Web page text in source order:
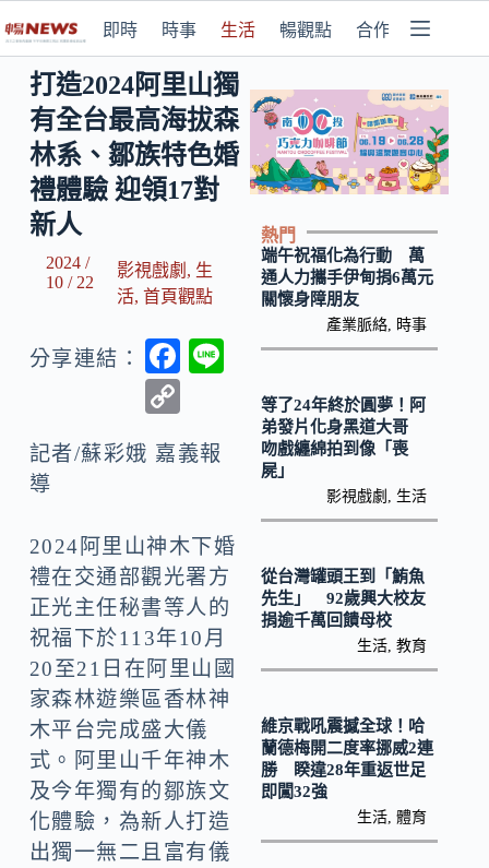
即時 時事 生活 暢觀點 合作媒體
打造2024阿里山獨
有全台最高海拔森
林系、鄒族特色婚
禮體驗 迎領17對
新人
2024 /
10 / 22
影視戲劇 , 生
活,首頁觀點
分享連結：
F
b
o
k
p
Li
n
k
記者/蘇彩娥 嘉義報
導
2024阿里山神木下婚
禮在交通部觀光署方
正光主任秘書等人的
祝福下於113年10月
20至21日在阿里山國
家森林遊樂區香林神
木平台完成盛大儀
式。阿里山千年神木
及今年獨有的鄒族文
化體驗，為新人打造
出獨一無二且富有儀
熱門
端午祝福化為行動 萬
通人力攜手伊甸捐6萬元
關懷身障朋友
產業脈絡 時事
等了24年終於圓夢！阿
弟發片化身黑道大哥
吻戲纏綿拍到像「喪
屍」
影視戲劇 生活
從台灣罐頭王到「鮪魚
先生」 92歲興大校友
捐逾千萬回饋母校
生活 ,教育
維京戰吼震撼全球！哈
蘭德梅開二度率挪威2連
勝 睽違28年重返世足
即闖32強
生活 ,體育